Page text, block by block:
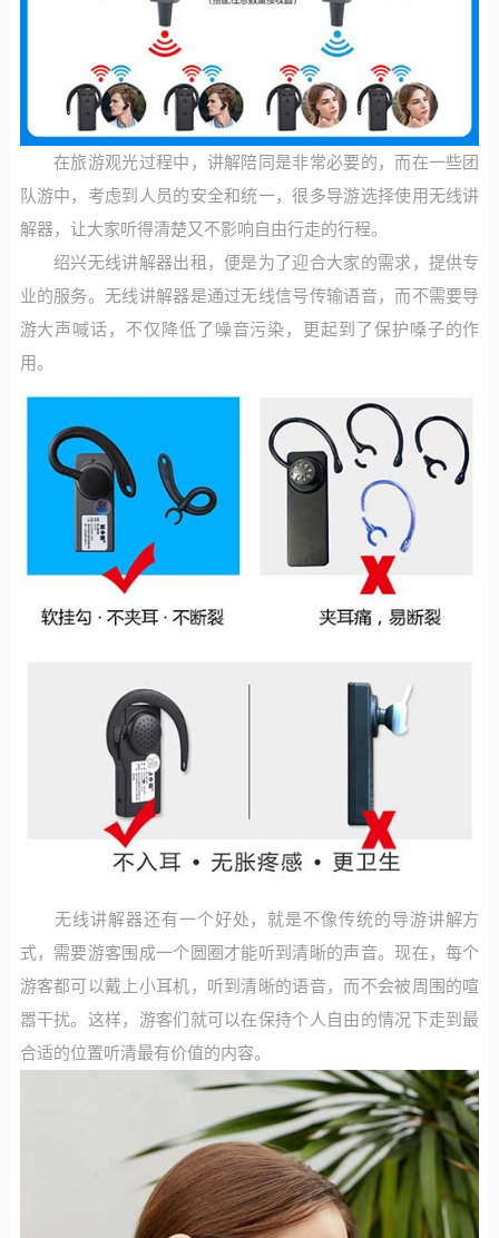
在旅游观光过程中，讲解陪同是非常必要的，而在一些团
队游中，考虑到人员的安全和统一，很多导游选择使用无线讲
解器，让大家听得清楚又不影响自由行走的行程。
绍兴无线讲解器出租，便是为了迎合大家的需求，提供专
业的服务。无线讲解器是通过无线信号传输语音，而不需要导
游大声喊话，不仅降低了噪音污染，更起到了保护嗓子的作
用。
无线讲解器还有一个好处，就是不像传统的导游讲解方
式，需要游客围成一个圆圈才能听到清晰的声音。现在，每个
游客都可以戴上小耳机，听到清晰的语音，而不会被周围的喧
嚣干扰。这样，游客们就可以在保持个人自由的情况下走到最
合适的位置听清最有价值的内容。